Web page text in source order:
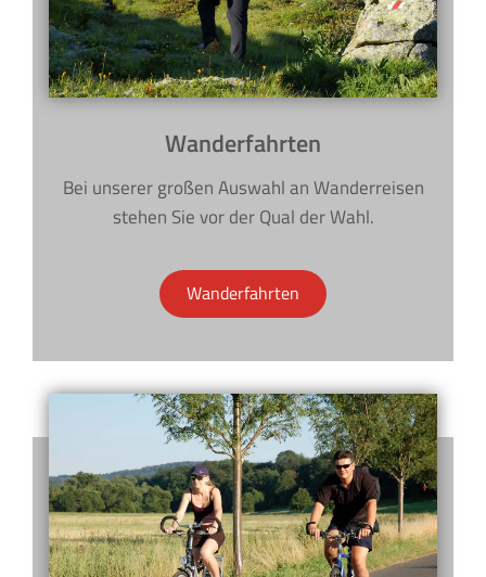
Wanderfahrten
Bei unserer großen Auswahl an Wanderreisen
stehen Sie vor der Qual der Wahl.
Wanderfahrten